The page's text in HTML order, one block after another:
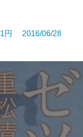
円 2016/06/28